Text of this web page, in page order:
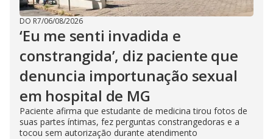
DO R7/06/08/2026
‘Eu me senti invadida e
constrangida’, diz paciente que
denuncia importunação sexual
em hospital de MG
Paciente afirma que estudante de medicina tirou fotos de
suas partes íntimas, fez perguntas constrangedoras e a
tocou sem autorização durante atendimento